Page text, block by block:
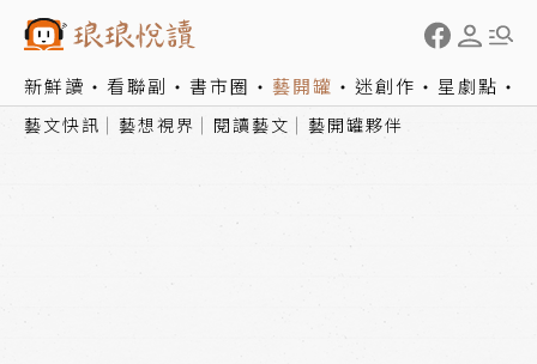
新鮮讀 看聯副 書市圈 藝開罐 迷創作 星劇點
藝文快訊 藝想視界 閱讀藝文 藝開罐夥伴